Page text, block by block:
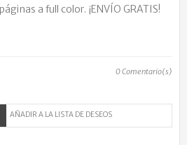
a full color. ¡ENVÍO GRATIS!
0Comentario(s)
AÑADIR A LA LISTA DE DESEOS